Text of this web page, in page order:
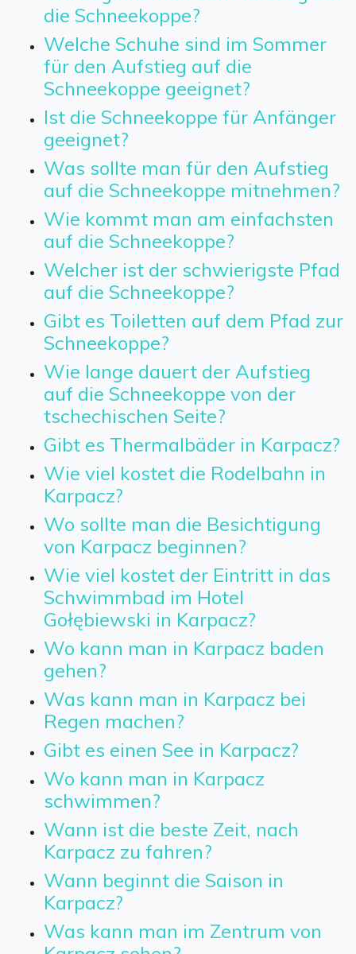
die Schneekoppe?
Welche Schuhe sind im Sommer
für den Aufstieg auf die
Schneekoppe geeignet?
Ist die Schneekoppe für Anfänger
geeignet?
Was sollte man für den Aufstieg
auf die Schneekoppe mitnehmen?
Wie kommt man am einfachsten
auf die Schneekoppe?
Welcher ist der schwierigste Pfad
auf die Schneekoppe?
Gibt es Toiletten auf dem Pfad zur
Schneekoppe?
Wie lange dauert der Aufstieg
auf die Schneekoppe von der
tschechischen Seite?
Gibt es Thermalbäder in Karpacz?
Wie viel kostet die Rodelbahn in
Karpacz?
Wo sollte man die Besichtigung
von Karpacz beginnen?
Wie viel kostet der Eintritt in das
Schwimmbad im Hotel
Gołębiewski in Karpacz?
Wo kann man in Karpacz baden
gehen?
Was kann man in Karpacz bei
Regen machen?
Gibt es einen See in Karpacz?
Wo kann man in Karpacz
schwimmen?
Wann ist die beste Zeit, nach
Karpacz zu fahren?
Wann beginnt die Saison in
Karpacz?
Was kann man im Zentrum von